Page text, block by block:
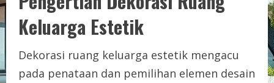
Keluarga Estetik
Dekorasi ruang keluarga estetik mengacu
pada penataan dan pemilihan elemen desain